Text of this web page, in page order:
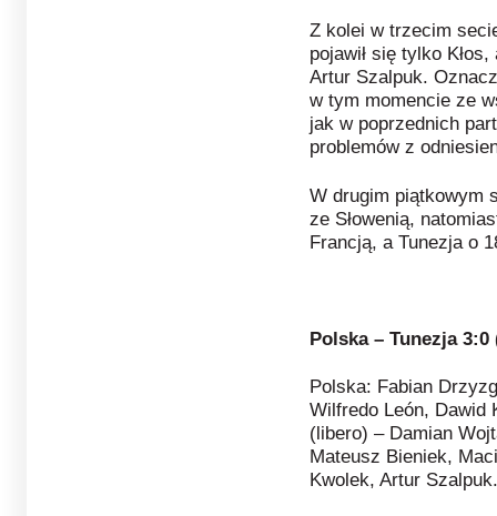
Z kolei w trzecim
pojawił się tylko
Artur Szalpuk.
w tym momencie ze
jak w poprzednich
problemów z
W drugim piątkowym
ze Słowenią,
Francją, a Tunezja o
Polska – Tunezja 3:0
Polska: Fabian
Wilfredo León, Dawid
(libero) – Damian
Mateusz Bieniek,
Kwolek, Artur Szalpuk.